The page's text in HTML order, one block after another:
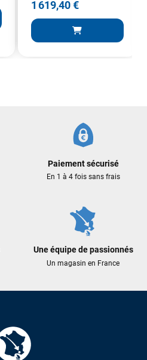
1 619,40 €
Paiement sécurisé
En 1 à 4 fois sans frais
Une équipe de passionnés
Un magasin en France